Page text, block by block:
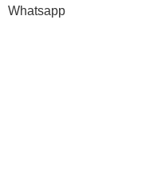
Whatsapp